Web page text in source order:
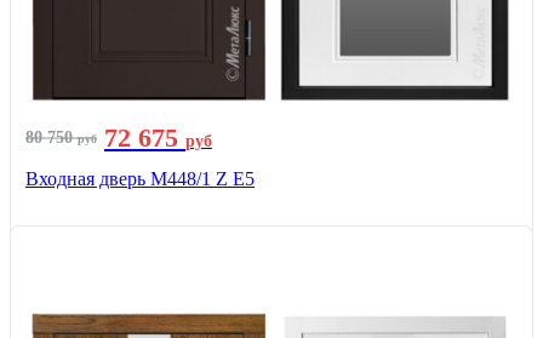
80 750руб 72 675 руб
Входная дверь М448/1 Z Е5